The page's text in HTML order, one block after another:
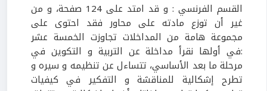
القسم الفرنسي : و قد امتد على 124 صفحة، و من
غير أن توزع مادته على محاور فقد احتوى على
مجموعة هامة من المداخلات تجاوزت الخمسة عشر
:في أولها نقرأ مداخلة عن التربية و التكوين في
مرحلة ما بعد الأساسي، تتساءل عن تنظيمه و سيره و
تطرح إشكالية للمناقشة و التفكير في كيفيات